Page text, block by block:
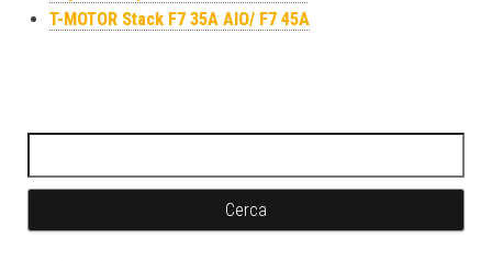
T-MOTOR Stack F7 35A AIO/ F7 45A